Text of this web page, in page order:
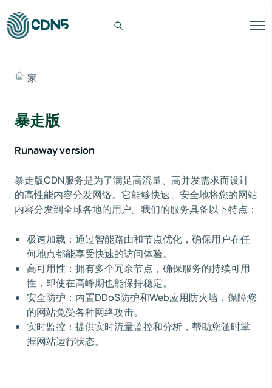
家
暴走版
Runaway version
暴走版CDN服务是为了满足高流量、高并发需求而设计
的高性能内容分发网络。它能够快速、安全地将您的网站
内容分发到全球各地的用户。我们的服务具备以下特点：
极速加载：通过智能路由和节点优化，确保用户在任
何地点都能享受快速的访问体验。
高可用性：拥有多个冗余节点，确保服务的持续可用
性，即使在高峰期也能保持稳定。
安全防护：内置DDoS防护和Web应用防火墙，保障您
的网站免受各种网络攻击。
实时监控：提供实时流量监控和分析，帮助您随时掌
握网站运行状态。